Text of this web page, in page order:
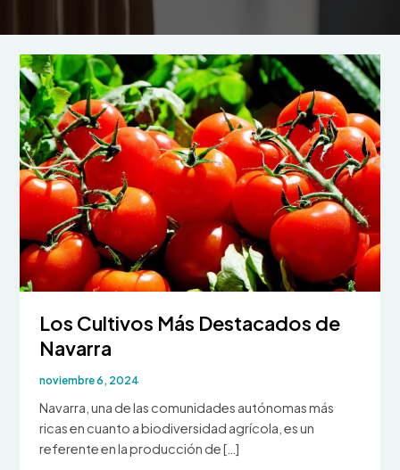
Los Cultivos Más Destacados de
Navarra
noviembre 6, 2024
Navarra, una de las comunidades autónomas más
ricas en cuanto a biodiversidad agrícola, es un
referente en la producción de […]